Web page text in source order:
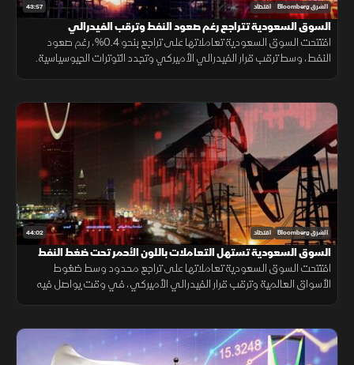
43:57 الشرق Bloomberg اقتصاد
السوق السعودية تتراجع رغم صعود النفط وترقب الفيدرالي
افتتحت السوق السعودية تعاملاتها على تراجع بنحو 0.4%، رغم صعود
النفط، وسط ترقب قرار الفيدرالي الأميركي وتجدد التوترات الجيوسياسية.
44:02 الشرق Bloomberg اقتصاد
السوق السعودية تستهل التعاملات باللون الأحمر تحت ضغط النفط
افتتحت السوق السعودية تعاملاتها على تراجع محدود وسط ضغوط
الأسواق العالمية وترقب قرار الفيدرالي الأميركي، في وقت يواصل فيه